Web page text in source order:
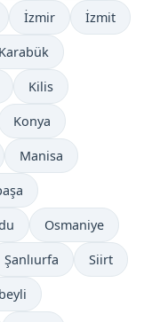
İzmir İzmit
Karabük
Kilis
Konya
Manisa
Osmaniye
Şanlıurfa Siirt